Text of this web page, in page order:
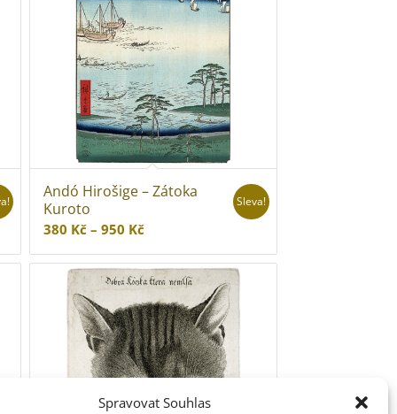
Spravovat Souhlas
Andó Hirošige – Zátoka
Kuroto
380 Kč – 950 KčRozpětí
380 Kč
až
950 Kč
Sleva!